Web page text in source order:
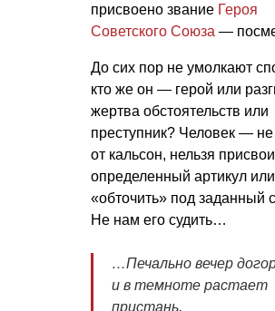
присвоено звание Героя
Советского Союза —
До сих пор не умолкают
кто же он — герой или
жертва обстоятельств или
преступник? Человек — не
от кальсон, нельзя
определенный артикул или
«обточить» под заданный
Не нам его судить…
…Печально вечер
и в темноте растает
пристань,